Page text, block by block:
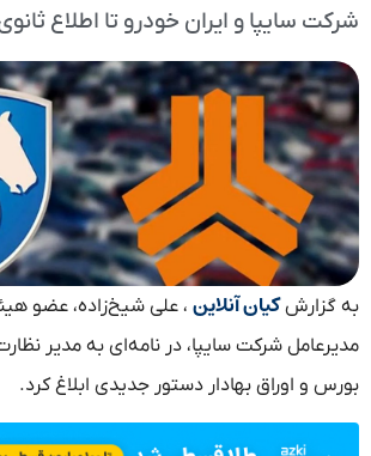
شرکت سایپا و ایران خودرو تا اطلاع
به گزارشکیان آنلاین ، علی شیخ‌زاده، عضو
مدیرعامل شرکت سایپا، در نامه‌ای به مدیر
بورس و اوراق بهادار دستور جدیدی ابلاغ کرد.